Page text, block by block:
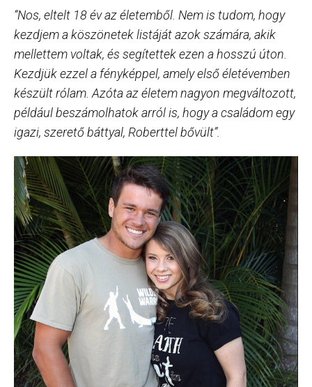
“Nos, eltelt 18 év az életemből. Nem is tudom, hogy
kezdjem a köszönetek listáját azok számára, akik
mellettem voltak, és segítettek ezen a hosszú úton.
Kezdjük ezzel a fényképpel, amely első életévemben
készült rólam. Azóta az életem nagyon megváltozott,
például beszámolhatok arról is, hogy a családom egy
igazi, szerető báttyal, Roberttel bővült”.